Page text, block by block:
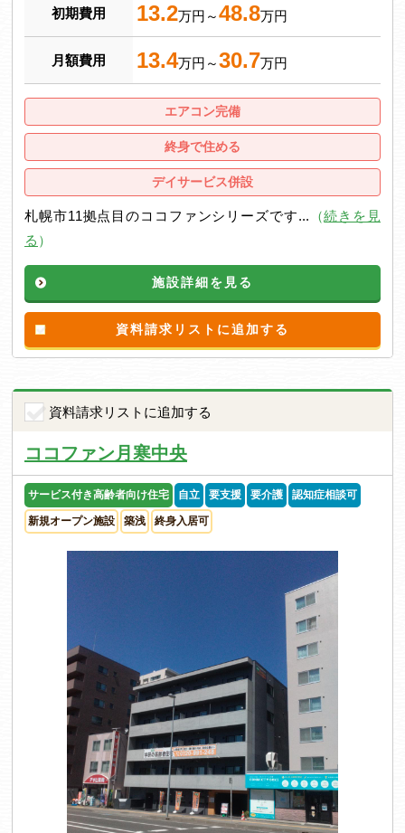
初期費用 13.2万円～48.8万円
月額費用 13.4万円～30.7万円
エアコン完備
終身で住める
デイサービス併設
札幌市11拠点目のココファンシリーズです... （続きを見
る ）
施設詳細を見る
資料請求リストに追加する
資料請求リストに追加する
ココファン月寒中央
サービス付き高齢者向け住宅 自立 要支援 要介護 認知症相談可
新規オープン施設 築浅 終身入居可